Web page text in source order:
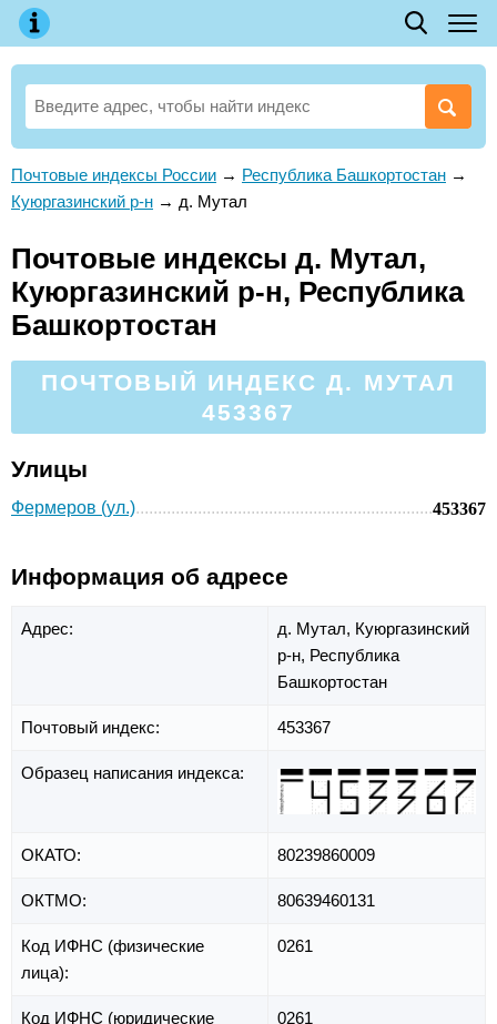
Почтовые индексы России → Республика Башкортостан →
Куюргазинский р-н → д. Мутал
Почтовые индексы д. Мутал,
Куюргазинский р-н, Республика
Башкортостан
ПОЧТОВЫЙ ИНДЕКС Д. МУТАЛ
453367
Улицы
Фермеров (ул.) 453367
Информация об адресе
Адрес: д. Мутал, Куюргазинский
р-н, Республика
Башкортостан
Почтовый индекс: 453367
Образец написания индекса:
ОКАТО: 80239860009
ОКТМО: 80639460131
Код ИФНС (физические
лица):
0261
Код ИФНС (юридические
0261